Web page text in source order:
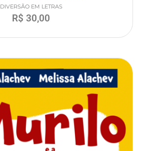
DIVERSÃO EM LETRAS
R$ 30,00